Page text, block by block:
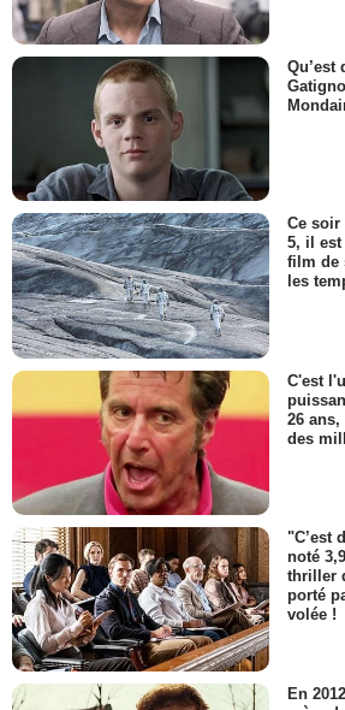
Qu’est
Ce soir
5, il
film de
les
C'est
26
des
"C’est
noté
thriller
porté
volée !
En